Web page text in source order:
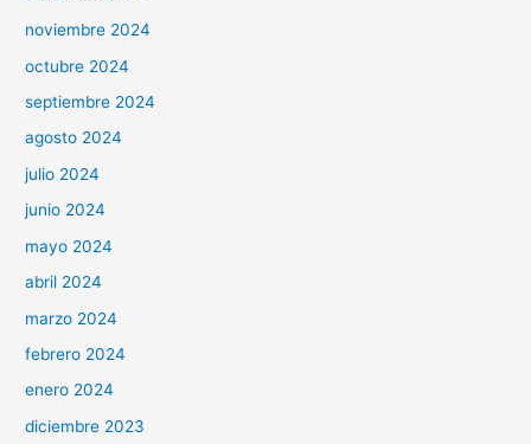
noviembre 2024
octubre 2024
septiembre 2024
agosto 2024
julio 2024
junio 2024
mayo 2024
abril 2024
marzo 2024
febrero 2024
enero 2024
diciembre 2023